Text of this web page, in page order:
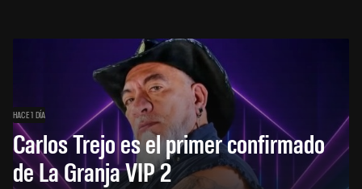
HACE 1 DÍA
Carlos Trejo es el primer confirmado
de La Granja VIP 2